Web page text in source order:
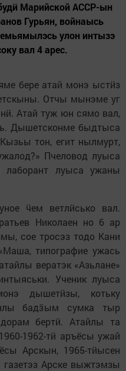
Марийской АССР-ын
Гурьян, войнаысь
улон интызэ
вал 4 арес.
бере атай монэ ыстӥз
Отчы мынэме уг
Атай туж юн сямо вал,
Дышетсконме быдтыса
тон, егит нылмурт,
Пчеловод луыса
луыса ужаны
ӵем ветлӥсько вал.
Николаен но 6 ар
сое тросэз тодо Кани
типографие ужась
вератэк «Азьлане»
Ученик луыса
дышетӥзы, котьку
бадӟым сумка тыр
бертӥ. Атайлы та
1962-тӥ аръёсы ужай
Арскын, 1965-тӥысен
Арске выжтэмзы